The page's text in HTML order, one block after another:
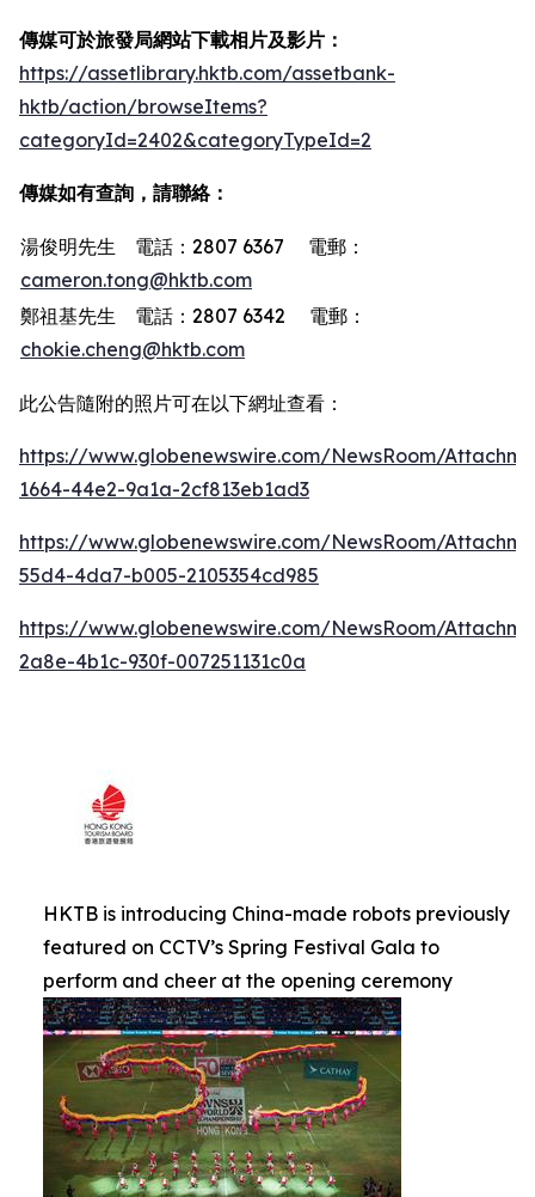
傳媒可於旅發局網站下載相片及影片：
https://assetlibrary.hktb.com/assetbank-
hktb/action/browseItems?
categoryId=2402&categoryTypeId=2
傳媒如有查詢，請聯絡：
湯俊明先生 電話：2807 6367 電郵：
cameron.tong@hktb.com
鄭祖基先生 電話：2807 6342 電郵：
chokie.cheng@hktb.com
此公告隨附的照片可在以下網址查看：
https://www.globenewswire.com/NewsRoom/
1664-44e2-9a1a-2cf813eb1ad3
https://www.globenewswire.com/NewsRoom/
55d4-4da7-b005-2105354cd985
https://www.globenewswire.com/NewsRoom/
2a8e-4b1c-930f-007251131c0a
HKTB is introducing China-made robots previously
featured on CCTV’s Spring Festival Gala to
perform and cheer at the opening ceremony